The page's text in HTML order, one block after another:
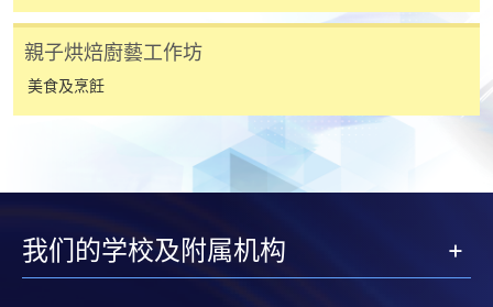
網上支付可通過「繳費靈」(PPS) (不適用於手機)、
Pay) 、「支付寶」(Online Alipay) 或 「轉數快」(FPS)
親子烘焙廚藝工作坊
美食及烹飪
我们的学校及附属机构